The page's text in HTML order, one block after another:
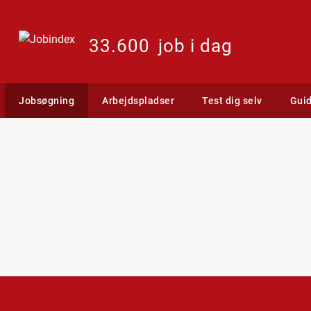
33.600 job i dag
Jobsøgning Arbejdspladser Test dig selv